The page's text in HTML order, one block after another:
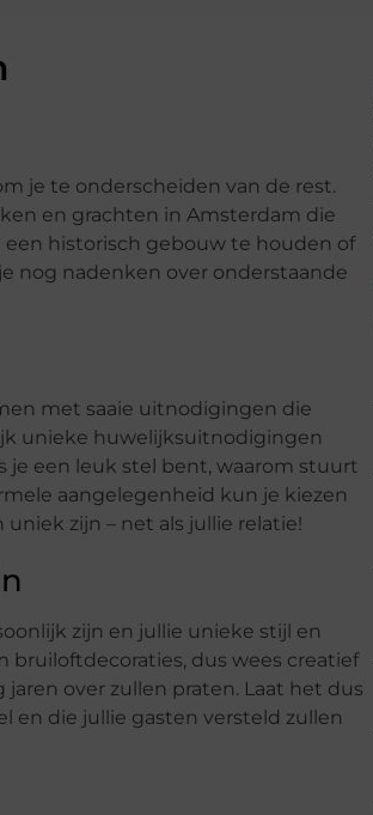
je te onderscheiden van de rest.
en grachten in Amsterdam die
historisch gebouw te houden of
nog nadenken over onderstaande
met saaie uitnodigingen die
unieke huwelijksuitnodigingen
je een leuk stel bent, waarom stuurt
aangelegenheid kun je kiezen
zijn – net als jullie relatie!
zijn en jullie unieke stijl en
bruiloftdecoraties, dus wees creatief
over zullen praten. Laat het dus
en die jullie gasten versteld zullen